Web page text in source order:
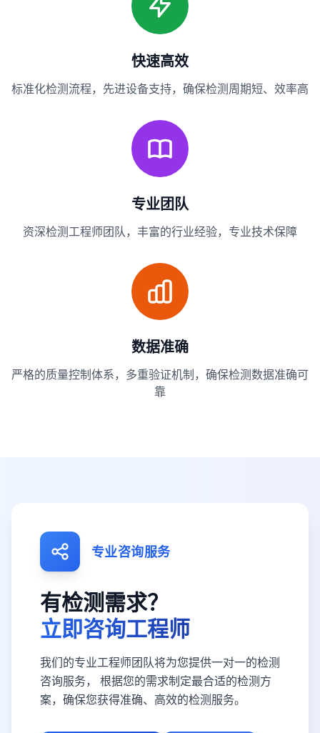
快速高效
标准化检测流程，先进设备支持，确保检测周期短、效率高
专业团队
资深检测工程师团队，丰富的行业经验，专业技术保障
数据准确
严格的质量控制体系，多重验证机制，确保检测数据准确可
靠
专业咨询服务
有检测需求？
立即咨询工程师
我们的专业工程师团队将为您提供一对一的检测
咨询服务， 根据您的需求制定最合适的检测方
案，确保您获得准确、高效的检测服务。